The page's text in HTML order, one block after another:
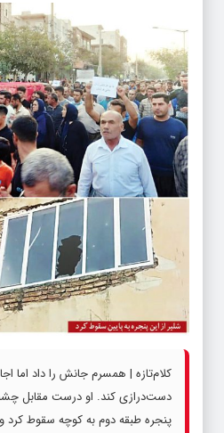
کلام‌تازه | همسرم جانش را داد اما
دست‌درازی کند. او درست مقابل
پنجره طبقه دوم به کوچه سقوط کرد